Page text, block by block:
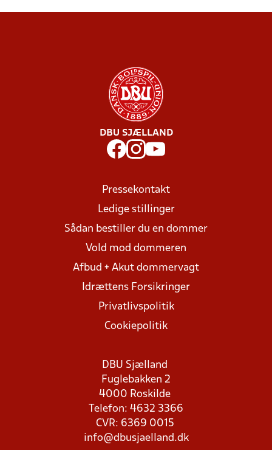
DBU SJÆLLAND
Pressekontakt
Ledige stillinger
Sådan bestiller du en dommer
Vold mod dommeren
Afbud + Akut dommervagt
Idrættens Forsikringer
Privatlivspolitik
Cookiepolitik
DBU Sjælland
Fuglebakken 2
4000 Roskilde
Telefon: 4632 3366
CVR: 6369 0015
info@dbusjaelland.dk